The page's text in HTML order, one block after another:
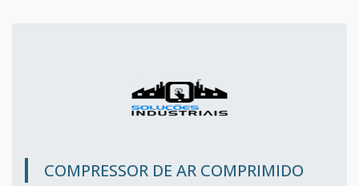
COMPRESSOR DE AR COMPRIMIDO